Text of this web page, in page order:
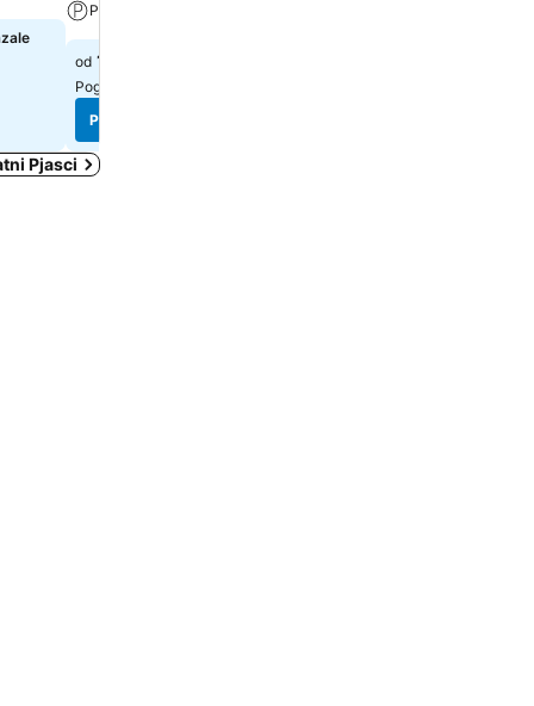
Parking
od 138 €
Pogledaj cene sa
Pogledaj cene
Pjasci